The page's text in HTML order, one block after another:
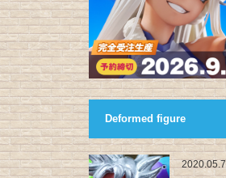
Deformed figure
2020.05.7